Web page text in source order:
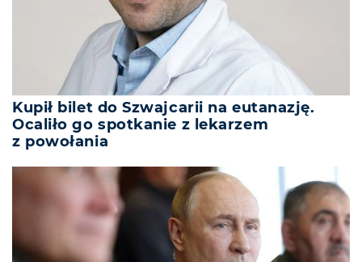
Kupił bilet do Szwajcarii na eutanazję.
Ocaliło go spotkanie z lekarzem
z powołania